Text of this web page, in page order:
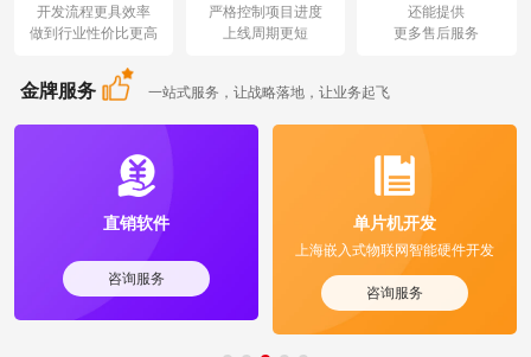
开发流程更具效率
做到行业性价比更高
严格控制项目进度
上线周期更短
还能提供
更多售后服务
金牌服务 一站式服务，让战略落地，让业务起飞
直销软件
咨询服务
单片机开发
上海嵌入式物联网智能硬件开发
咨询服务